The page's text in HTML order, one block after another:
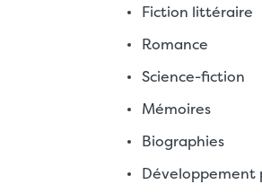
Fiction littéraire
Romance
Science-fiction
Mémoires
Biographies
Développement